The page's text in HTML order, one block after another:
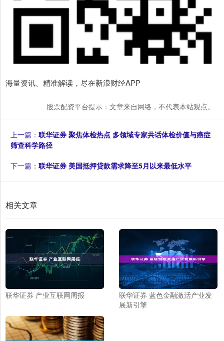
海量资讯、精准解读，尽在新浪财经APP
股票配资平台提示：文章来自网络，不代表本站观点。
上一篇： 联华证券 聚焦体检热点 多领域专家共话体检价值与癌症
筛查科学路径
下一篇： 联华证券 美国抵押贷款需求降至5月以来最低水平
相关文章
联华证券 产业互联网周报
联华证券 蓝色金融激活产业发
展新引擎